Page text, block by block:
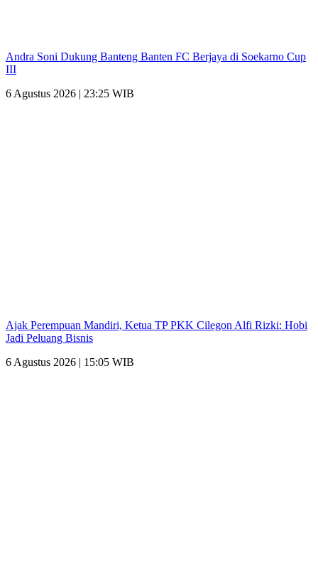
Andra Soni Dukung Banteng Banten FC Berjaya di Soekarno Cup
III
6 Agustus 2026 | 23:25 WIB
Ajak Perempuan Mandiri, Ketua TP PKK Cilegon Alfi Rizki: Hobi
Jadi Peluang Bisnis
6 Agustus 2026 | 15:05 WIB